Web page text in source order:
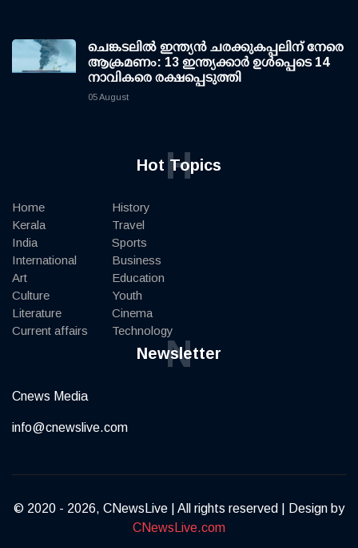
ചെങ്കടലില്‍ ഇന്ത്യന്‍ ചരക്കുകപ്പലിന് നേരെ
ആക്രമണം: 13 ഇന്ത്യക്കാര്‍ ഉള്‍പ്പെടെ 14
നാവികരെ രക്ഷപ്പെടുത്തി
05 August
Hot Topics
H
Home
Kerala
India
International
Art
Culture
Literature
Current affairs
History
Travel
Sports
Business
Education
Youth
Cinema
Technology
Newsletter
N
Cnews Media
info@cnewslive.com
© 2020 - 2026, CNewsLive | All rights reserved | Design by
CNewsLive.com